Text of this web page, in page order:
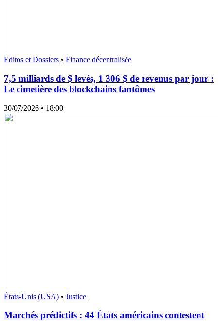
Editos et Dossiers • Finance décentralisée
7,5 milliards de $ levés, 1 306 $ de revenus par jour :
Le cimetière des blockchains fantômes
30/07/2026 • 18:00
États-Unis (USA) • Justice
Marchés prédictifs : 44 États américains contestent